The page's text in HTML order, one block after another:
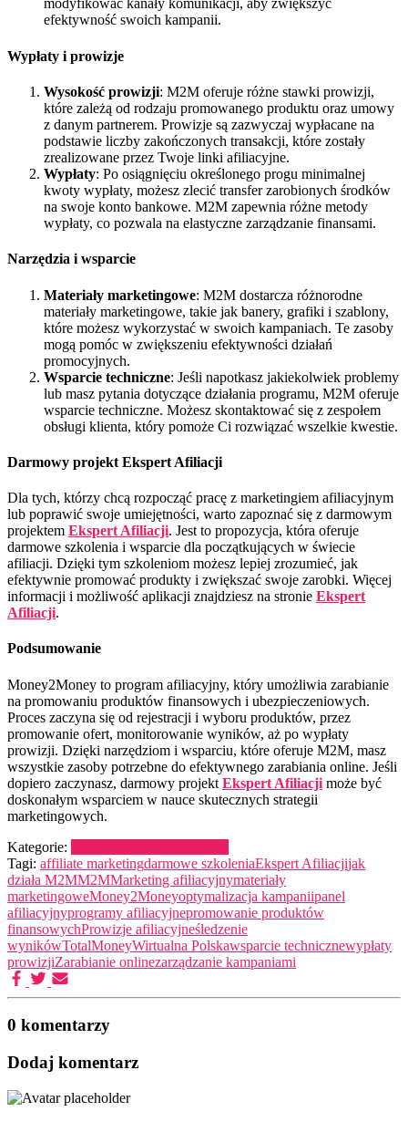
modyfikować kanały komunikacji, aby zwiększyć
efektywność swoich kampanii.
Wypłaty i prowizje
Wysokość prowizji: M2M oferuje różne stawki prowizji,
które zależą od rodzaju promowanego produktu oraz umowy
z danym partnerem. Prowizje są zazwyczaj wypłacane na
podstawie liczby zakończonych transakcji, które zostały
zrealizowane przez Twoje linki afiliacyjne.
Wypłaty: Po osiągnięciu określonego progu minimalnej
kwoty wypłaty, możesz zlecić transfer zarobionych środków
na swoje konto bankowe. M2M zapewnia różne metody
wypłaty, co pozwala na elastyczne zarządzanie finansami.
Narzędzia i wsparcie
Materiały marketingowe: M2M dostarcza różnorodne
materiały marketingowe, takie jak banery, grafiki i szablony,
które możesz wykorzystać w swoich kampaniach. Te zasoby
mogą pomóc w zwiększeniu efektywności działań
promocyjnych.
Wsparcie techniczne: Jeśli napotkasz jakiekolwiek problemy
lub masz pytania dotyczące działania programu, M2M oferuje
wsparcie techniczne. Możesz skontaktować się z zespołem
obsługi klienta, który pomoże Ci rozwiązać wszelkie kwestie.
Darmowy projekt Ekspert Afiliacji
Dla tych, którzy chcą rozpocząć pracę z marketingiem afiliacyjnym
lub poprawić swoje umiejętności, warto zapoznać się z darmowym
projektem Ekspert Afiliacji. Jest to propozycja, która oferuje
darmowe szkolenia i wsparcie dla początkujących w świecie
afiliacji. Dzięki tym szkoleniom możesz lepiej zrozumieć, jak
efektywnie promować produkty i zwiększać swoje zarobki. Więcej
informacji i możliwość aplikacji znajdziesz na stronie Ekspert
Afiliacji.
Podsumowanie
Money2Money to program afiliacyjny, który umożliwia zarabianie
na promowaniu produktów finansowych i ubezpieczeniowych.
Proces zaczyna się od rejestracji i wyboru produktów, przez
promowanie ofert, monitorowanie wyników, aż po wypłaty
prowizji. Dzięki narzędziom i wsparciu, które oferuje M2M, masz
wszystkie zasoby potrzebne do efektywnego zarabiania online. Jeśli
dopiero zaczynasz, darmowy projekt Ekspert Afiliacji może być
doskonałym wsparciem w nauce skutecznych strategii
marketingowych.
Kategorie:
Tagi: affiliate marketingdarmowe szkoleniaEkspert Afiliacjijak
działa M2MM2MMarketing afiliacyjnymateriały
marketingoweMoney2Moneyoptymalizacja kampaniipanel
afiliacyjnyprogramy afiliacyjnepromowanie produktów
finansowychProwizje afiliacyjneśledzenie
wynikówTotalMoneyWirtualna Polskawsparcie technicznewypłaty
prowizjiZarabianie onlinezarządzanie kampaniami
0 komentarzy
Dodaj komentarz